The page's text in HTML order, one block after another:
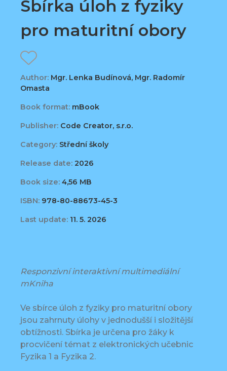
Sbírka úloh z fyziky
pro maturitní obory
Author: Mgr. Lenka Budínová, Mgr. Radomír
Omasta
Book format: mBook
Publisher: Code Creator, s.r.o.
Category: Střední školy
Release date: 2026
Book size: 4,56 MB
ISBN: 978-80-88673-45-3
Last update: 11. 5. 2026
Responzivní interaktivní multimediální
mKniha
Ve sbírce úloh z fyziky pro maturitní obory
jsou zahrnuty úlohy v jednodušší i složitější
obtížnosti. Sbírka je určena pro žáky k
procvičení témat z elektronických učebnic
Fyzika 1 a Fyzika 2.